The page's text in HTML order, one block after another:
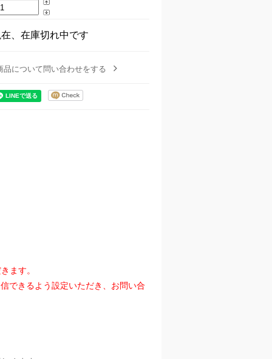
、在庫切れ中です
品について問い合わせをする
ます。
できるよう設定いただき、お問い合